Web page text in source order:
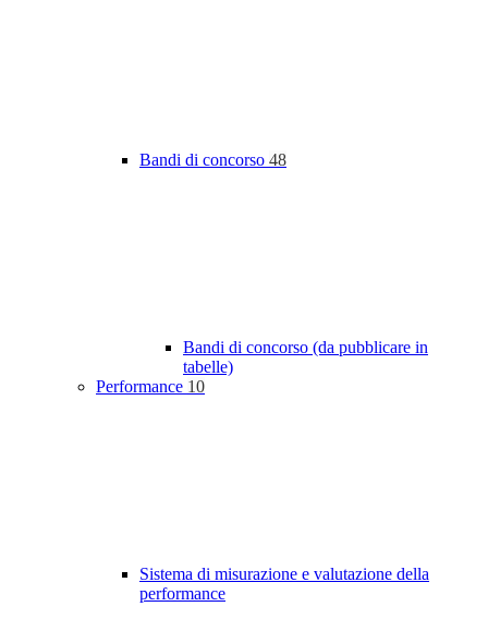
Bandi di concorso 48
Bandi di concorso (da pubblicare in
tabelle)
Performance 10
Sistema di misurazione e valutazione della
performance